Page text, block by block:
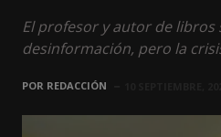
El profesor y autor de
desinformación, pero la
POR REDACCIÓN